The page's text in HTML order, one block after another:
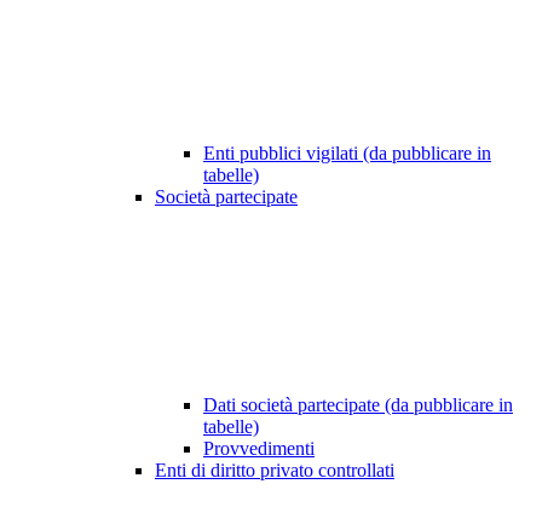
Enti pubblici vigilati (da pubblicare in
tabelle)
Società partecipate
Dati società partecipate (da pubblicare in
tabelle)
Provvedimenti
Enti di diritto privato controllati